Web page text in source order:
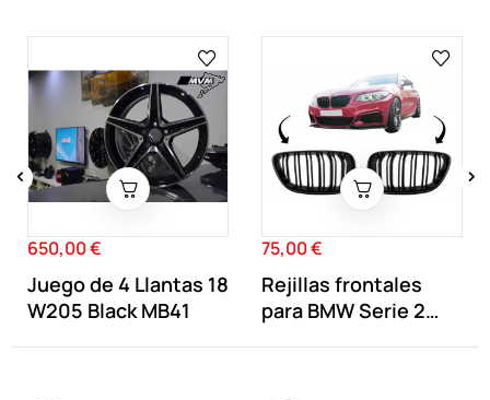
Precio
650,00 €
Juego de 4 Llantas 18
W205 Black MB41
Precio
75,00 €
Rejillas frontales
para BMW Serie 2